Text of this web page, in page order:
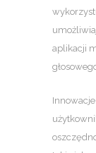
aplikacji